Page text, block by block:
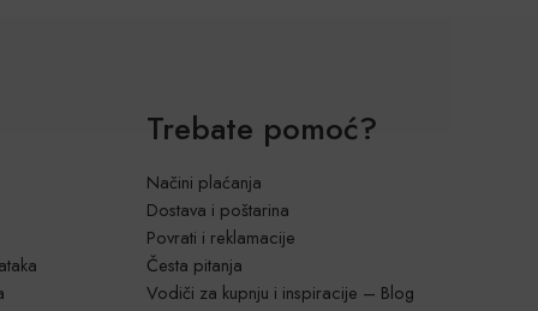
Trebate pomoć?
Načini plaćanja
Dostava i poštarina
Povrati i reklamacije
Česta pitanja
Vodiči za kupnju i inspiracije – Blog